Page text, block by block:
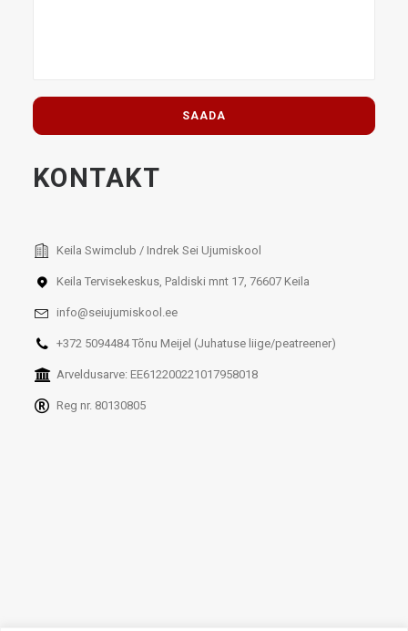
KONTAKT
Keila Swimclub / Indrek Sei Ujumiskool
Keila Tervisekeskus, Paldiski mnt 17, 76607 Keila
info@seiujumiskool.ee
+372 5094484 Tõnu Meijel (Juhatuse liige/peatreener)
Arveldusarve: EE612200221017958018
Reg nr. 80130805